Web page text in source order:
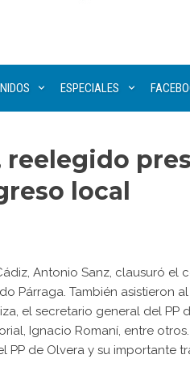
ESPECIALES
reelegido
local
Antonio Sanz, clausuró el
Párraga. También asistieron
el secretario general del PP
Ignacio Romaní, entre
PP de Olvera y su importante